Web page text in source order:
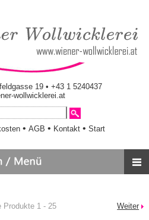
19 • +43 1 5240437
wollwicklerei.at
•AGB • Kontakt •Start
Produkte 1 - 25 Weiter